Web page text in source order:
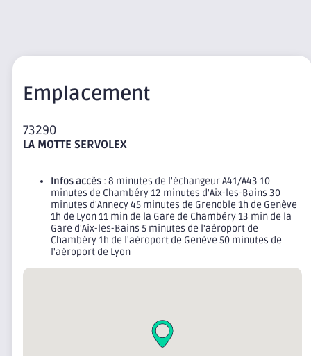
Emplacement
73290
LA MOTTE SERVOLEX
Infos accès : 8 minutes de l'échangeur A41/A43 10
minutes de Chambéry 12 minutes d'Aix-les-Bains 30
minutes d'Annecy 45 minutes de Grenoble 1h de Genève
1h de Lyon 11 min de la Gare de Chambéry 13 min de la
Gare d'Aix-les-Bains 5 minutes de l'aéroport de
Chambéry 1h de l'aéroport de Genève 50 minutes de
l'aéroport de Lyon